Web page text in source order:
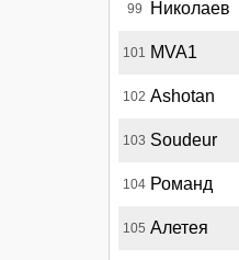
99 Николаев
101 MVA1
102 Ashotan
103 Soudeur
104 Романд
105 Алетея